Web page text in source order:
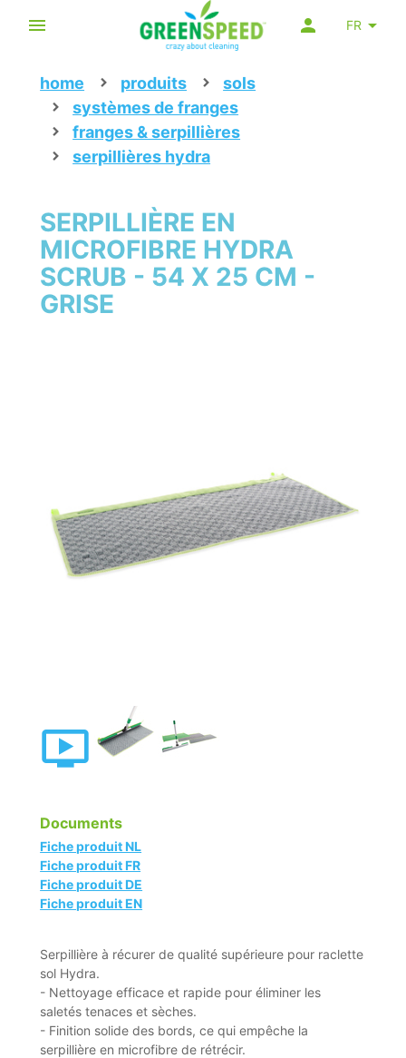
FR
home produits
sols
systèmes de franges
franges & serpillières
serpillières hydra
SERPILLIÈRE EN
MICROFIBRE HYDRA
SCRUB - 54 X 25 CM -
GRISE
Documents
Fiche produit NL
Fiche produit FR
Fiche produit DE
Fiche produit EN
Serpillière à récurer de qualité supérieure pour raclette
sol Hydra.
- Nettoyage efficace et rapide pour éliminer les
saletés tenaces et sèches.
- Finition solide des bords, ce qui empêche la
serpillière en microfibre de rétrécir.